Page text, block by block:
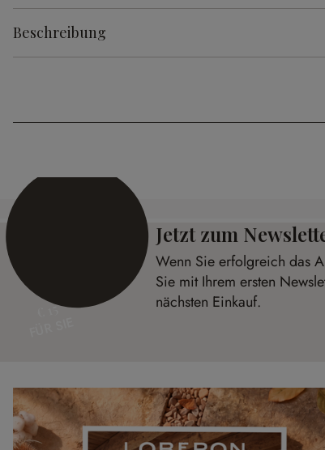
Beschreibung
€ 15
Jetzt zum
Wenn Sie erfolgreich das
Sie mit Ihrem ersten
nächsten Einkauf.